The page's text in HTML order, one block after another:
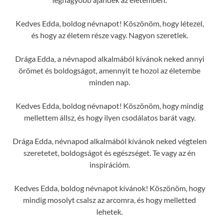
Kedves Edda, boldog névnapot! Köszönöm, hogy létezel,
és hogy az életem része vagy. Nagyon szeretlek.
Drága Edda, a névnapod alkalmából kívánok neked annyi
örömet és boldogságot, amennyit te hozol az életembe
minden nap.
Kedves Edda, boldog névnapot! Köszönöm, hogy mindig
mellettem állsz, és hogy ilyen csodálatos barát vagy.
Drága Edda, névnapod alkalmából kívánok neked végtelen
szeretetet, boldogságot és egészséget. Te vagy az én
inspirációm.
Kedves Edda, boldog névnapot kívánok! Köszönöm, hogy
mindig mosolyt csalsz az arcomra, és hogy melletted
lehetek.